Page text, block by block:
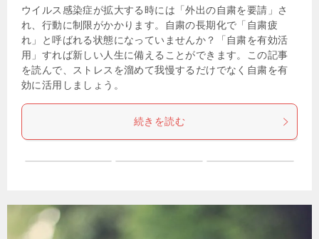
ウイルス感染症が拡大する時には「外出の自粛を要請」さ
れ、行動に制限がかかります。自粛の長期化で「自粛疲
れ」と呼ばれる状態になっていませんか？「自粛を有効活
用」すれば新しい人生に備えることができます。この記事
を読んで、ストレスを溜めて我慢するだけでなく自粛を有
効に活用しましょう。
続きを読む